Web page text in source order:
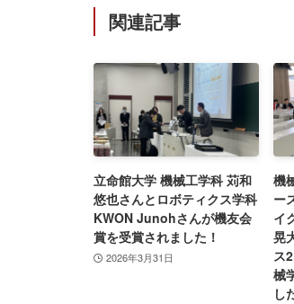
関連記事
立命館大学 機械工学科 苅和
悠也さんとロボティクス学科
KWON Junohさんが機友会
賞を受賞されました！
2026年3月31日
機
ー
イ
晃
ス
械
し